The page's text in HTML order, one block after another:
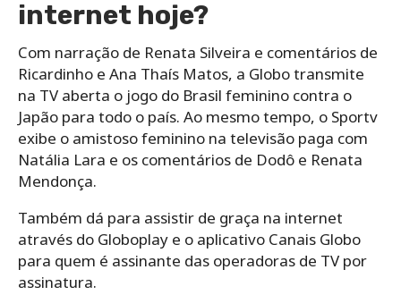
internet hoje?
Com narração de Renata Silveira e comentários de
Ricardinho e Ana Thaís Matos, a Globo transmite
na TV aberta o jogo do Brasil feminino contra o
Japão para todo o país. Ao mesmo tempo, o Sportv
exibe o amistoso feminino na televisão paga com
Natália Lara e os comentários de Dodô e Renata
Mendonça.
Também dá para assistir de graça na internet
através do Globoplay e o aplicativo Canais Globo
para quem é assinante das operadoras de TV por
assinatura.